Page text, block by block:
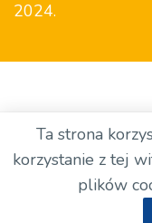
2024.
Ta strona
korzystanie z tej
plików